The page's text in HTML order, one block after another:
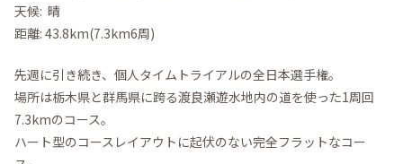
天候: 晴
距離: 43.8km(7.3km6周)
先週に引き続き、個人タイムトライアルの全日本選手権。
場所は栃木県と群馬県に跨る渡良瀬遊水地内の道を使った1周回
7.3kmのコース。
ハート型のコースレイアウトに起伏のない完全フラットなコー